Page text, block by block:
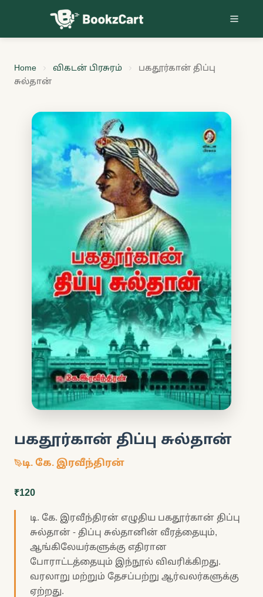
Skip to content
Home விகடன் பிரசுரம்
பகதூர்கான் திப்பு
சுல்தான்
பகதூர்கான் திப்பு சுல்தான்
டி. கே. இரவீந்திரன்
₹120
டி. கே. இரவீந்திரன் எழுதிய பகதூர்கான் திப்பு
சுல்தான் - திப்பு சுல்தானின் வீரத்தையும்,
ஆங்கிலேயர்களுக்கு எதிரான
போராட்டத்தையும் இந்நூல் விவரிக்கிறது.
வரலாறு மற்றும் தேசப்பற்று ஆர்வலர்களுக்கு
ஏற்றது.